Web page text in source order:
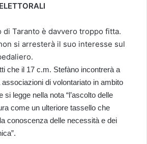
di Taranto è davvero troppo fitta.
si arresterà il suo interesse sul
che il 17 c.m. Stefàno incontrerà a
di volontariato in ambito
legge nella nota “l’ascolto delle
come un ulteriore tassello che
conoscenza delle necessità e dei